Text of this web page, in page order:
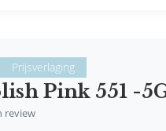
Prijsverlaging
Pink 551 -
review